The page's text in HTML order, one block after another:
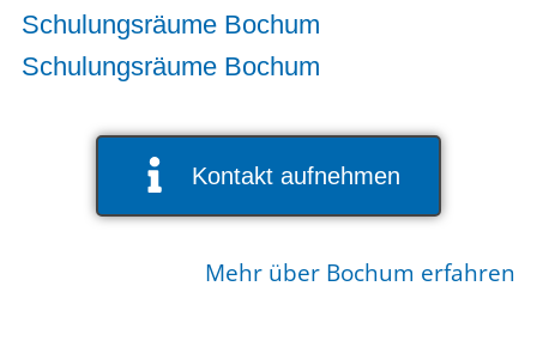
Schulungsräume Bochum
Schulungsräume Bochum
Kontakt aufnehmen
Mehr über Bochum erfahren